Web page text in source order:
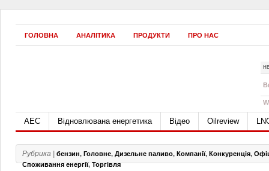
ГОЛОВНА АНАЛІТИКА ПРОДУКТИ ПРО НАС
АЕС Відновлювана енергетика Відео Oilreview
Рубрика | бензин, Головне, Дизельне паливо, Компанії, Конкуренція,
Споживання енергії,Торгівля